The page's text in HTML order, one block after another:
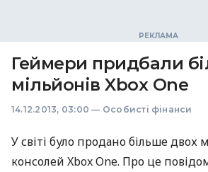
Геймери придбали
мільйонів Xbox One
14.12.2013, 03:00 — Особисті фінанси
У світі було продано більше двох
консолей Xbox One. Про це